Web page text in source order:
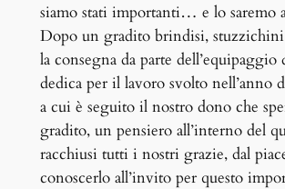
siamo stati importanti… e lo saremo
Dopo un gradito brindisi,
la consegna da parte dell’equipaggio
dedica per il lavoro svolto nell’anno
a cui è seguito il nostro dono che
gradito, un pensiero all’interno del
racchiusi tutti i nostri grazie, dal
conoscerlo all’invito per questo